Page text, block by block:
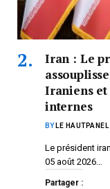
Iran : Le
Iraniens et
internes
BY LE HAUTPANEL
Le président
05 août 2026…
Partager :